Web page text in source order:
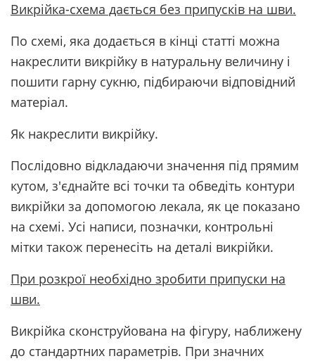
Викрійка-схема дається без припусків на шви.
По схемі, яка додається в кінці статті можна
накреслити викрійку в натуральну величину і
пошити гарну сукню, підбираючи відповідний
матеріал.
Як накреслити викрійку.
Послідовно відкладаючи значення під прямим
кутом, з'єднайте всі точки та обведіть контури
викрійки за допомогою лекала, як це показано
на схемі. Усі написи, позначки, контрольні
мітки також перенесіть на деталі викрійки.
При розкрої необхідно зробити припуски на
шви.
Викрійка сконструйована на фігуру, наближену
до стандартних параметрів. При значних